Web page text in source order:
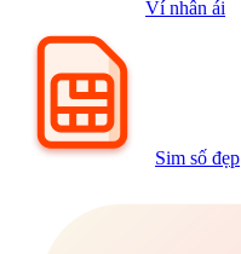
Ví nhân ái
Sim số đẹp